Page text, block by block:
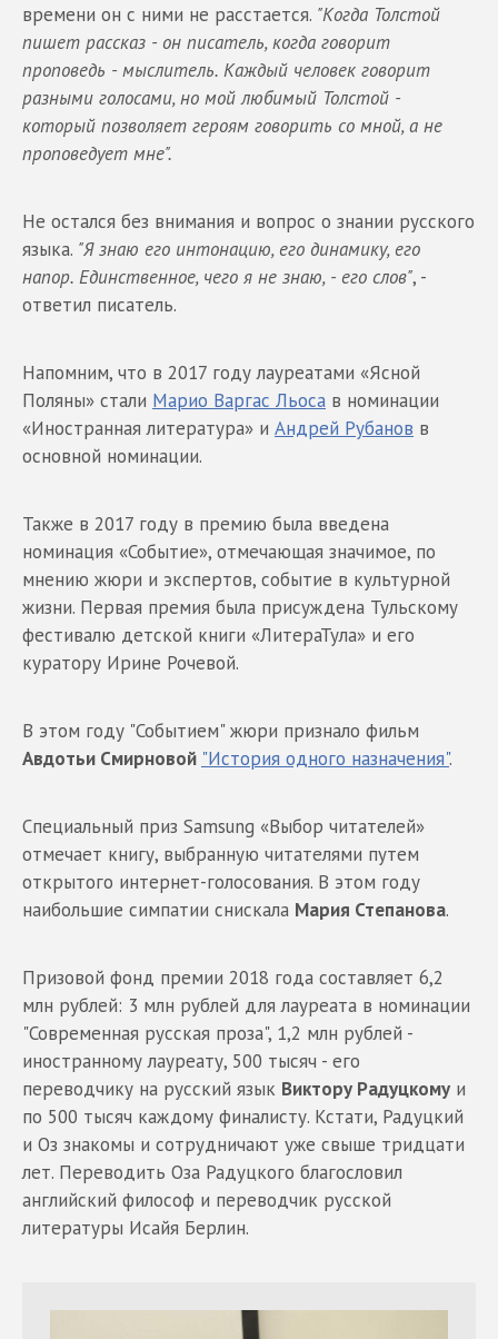
времени он с ними не расстается. "Когда Толстой
пишет рассказ - он писатель, когда говорит
проповедь - мыслитель. Каждый человек говорит
разными голосами, но мой любимый Толстой -
который позволяет героям говорить со мной, а не
проповедует мне".
Не остался без внимания и вопрос о знании русского
языка. "Я знаю его интонацию, его динамику, его
напор. Единственное, чего я не знаю, - его слов", -
ответил писатель.
Напомним, что в 2017 году лауреатами «Ясной
Поляны» стали Марио Варгас Льоса в номинации
«Иностранная литература» и Андрей Рубанов в
основной номинации.
Также в 2017 году в премию была введена
номинация «Событие», отмечающая значимое, по
мнению жюри и экспертов, событие в культурной
жизни. Первая премия была присуждена Тульскому
фестивалю детской книги «ЛитераТула» и его
куратору Ирине Рочевой.
В этом году "Событием" жюри признало фильм
Авдотьи Смирновой "История одного назначения".
Специальный приз Samsung «Выбор читателей»
отмечает книгу, выбранную читателями путем
открытого интернет-голосования. В этом году
наибольшие симпатии снискала Мария Степанова.
Призовой фонд премии 2018 года составляет 6,2
млн рублей: 3 млн рублей для лауреата в номинации
"Современная русская проза", 1,2 млн рублей -
иностранному лауреату, 500 тысяч - его
переводчику на русский язык Виктору Радуцкому и
по 500 тысяч каждому финалисту. Кстати, Радуцкий
и Оз знакомы и сотрудничают уже свыше тридцати
лет. Переводить Оза Радуцкого благословил
английский философ и переводчик русской
литературы Исайя Берлин.